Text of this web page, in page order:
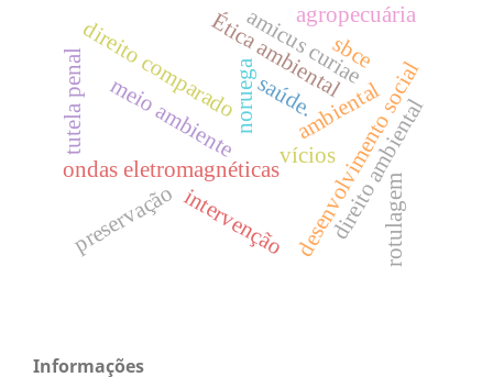
ambiental
noruega
meio ambiente
ondas eletromagnéticas
saúde.desenvolvimento social
intervenção
preservação direito ambiental
direito comparadoÉtica ambiental
amicus curiae
agropecuária
sbce
tutela penal vícios
rotulagem
Informações